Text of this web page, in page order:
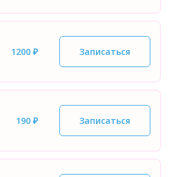
1200 ₽ Записаться
190 ₽ Записаться